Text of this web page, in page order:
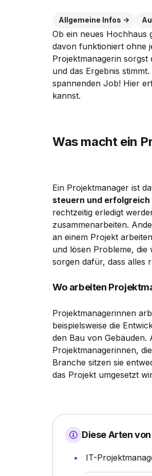
Allgemeine Infos
Ob ein neues Hochhaus
davon funktioniert ohne
Projektmanagerin sorgst
und das Ergebnis
spannenden Job! Hier
kannst.
Was macht ein
Ein Projektmanager ist
steuern und erfolgreich
rechtzeitig erledigt
zusammenarbeiten.
an einem Projekt
und lösen Probleme, die
sorgen dafür, dass alles
Wo arbeiten
Projektmanagerinnen
beispielsweise die
den Bau von Gebäuden.
Projektmanagerinnen,
Branche sitzen sie
das Projekt umgesetzt
Diese Arten
IT-